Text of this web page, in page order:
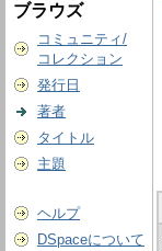
ブラウズ
コミュニティ/
コレクション
発行日
著者
タイトル
主題
ヘルプ
DSpaceについて